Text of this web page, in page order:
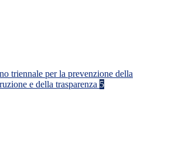
triennale per la prevenzione della
e della trasparenza 5